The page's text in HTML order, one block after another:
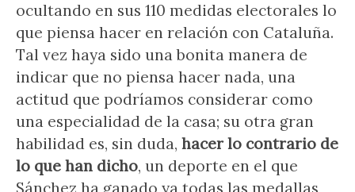
ocultando en sus 110 medidas electorales lo
que piensa hacer en relación con Cataluña.
Tal vez haya sido una bonita manera de
indicar que no piensa hacer nada, una
actitud que podríamos considerar como
una especialidad de la casa; su otra gran
habilidad es, sin duda, hacer lo contrario de
lo que han dicho, un deporte en el que
Sánchez ha ganado ya todas las medallas